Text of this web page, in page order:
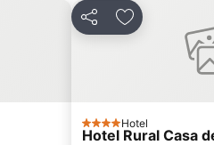
PartilharAdicionar
4 Estrelas
Hotel
Hotel Rural Casa